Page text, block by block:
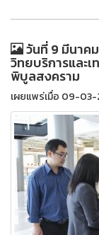
วันที่ 9 มีนาค
วิทยบริการและ
พิบูลสงคราม
เผยแพร่เมื่อ 09-